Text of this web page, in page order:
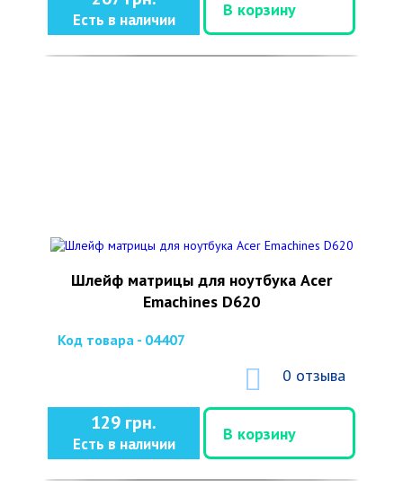
Есть в наличии
В корзину
Шлейф матрицы для ноутбука Acer
Emachines D620
Код товара - 04407
0 отзыва
129 грн.
Есть в наличии
В корзину